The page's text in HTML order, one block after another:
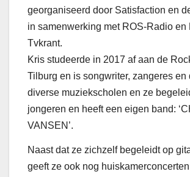
georganiseerd door Satisfaction en
in samenwerking met ROS-Radio en
Tvkrant.
Kris studeerde in 2017 af aan de
Tilburg en is songwriter, zangeres en
diverse muziekscholen en ze
jongeren en heeft een eigen band:
VANSEN’.
Naast dat ze zichzelf begeleidt op
geeft ze ook nog